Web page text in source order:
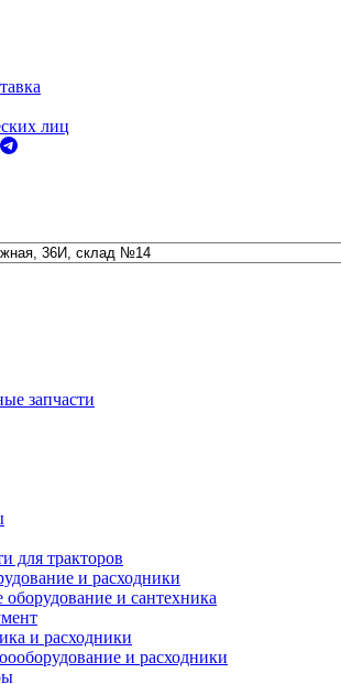
лиц
запчасти
для тракторов
и расходники
оборудование и сантехника
и расходники
и расходники